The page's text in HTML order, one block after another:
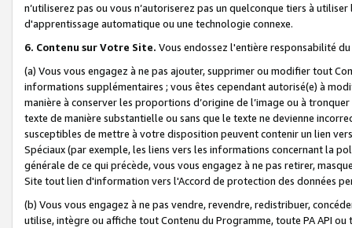
n’utiliserez pas ou vous n’autoriserez pas un quelconque tiers à
d'apprentissage automatique ou une technologie connexe.
6. Contenu sur Votre Site. Vous endossez l'entière responsabilité
(a) Vous vous engagez à ne pas ajouter, supprimer ou modifier tout
informations supplémentaires ; vous êtes cependant autorisé(e) à
manière à conserver les proportions d’origine de l’image ou à
texte de manière substantielle ou sans que le texte ne devienne
susceptibles de mettre à votre disposition peuvent contenir un lien
Spéciaux (par exemple, les liens vers les informations concernant la
générale de ce qui précède, vous vous engagez à ne pas retirer,
Site tout lien d'information vers l'Accord de protection des données
(b) Vous vous engagez à ne pas vendre, revendre, redistribuer,
utilise, intègre ou affiche tout Contenu du Programme, toute PA API